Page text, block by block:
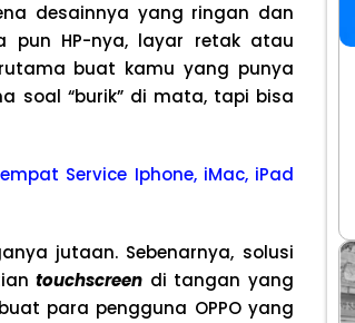
desainnya yang ringan dan
pun HP-nya, layar retak atau
buat kamu yang punya
soal “burik” di mata, tapi bisa
Service Iphone, iMac, iPad
jutaan. Sebenarnya, solusi
touchscreen di tangan yang
para pengguna OPPO yang